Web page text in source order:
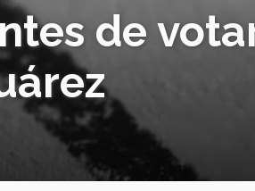
de